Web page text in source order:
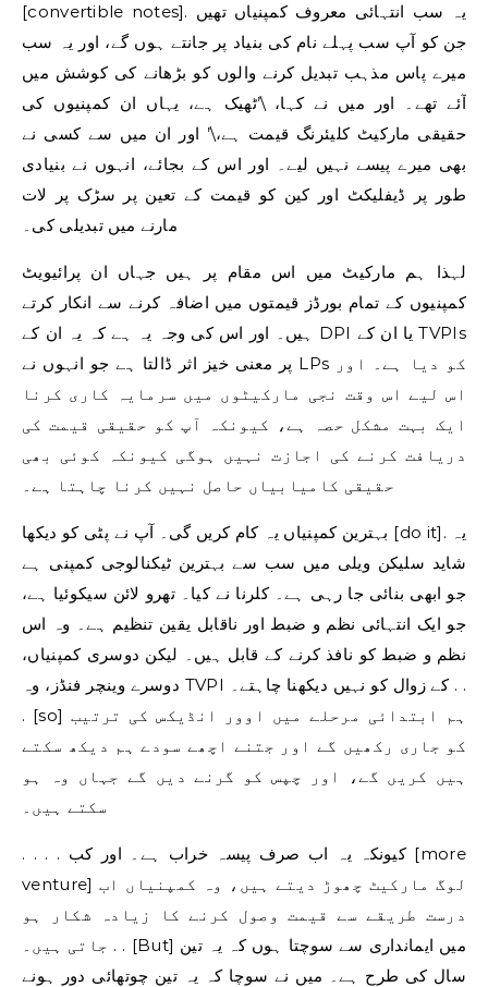
[convertible notes]. یہ سب انتہائی معروف کمپنیاں تھیں
جن کو آپ سب پہلے نام کی بنیاد پر جانتے ہوں گے، اور یہ سب
میرے پاس مذہب تبدیل کرنے والوں کو بڑھانے کی کوشش میں
آئے تھے۔ اور میں نے کہا، \’ٹھیک ہے، یہاں ان کمپنیوں کی
حقیقی مارکیٹ کلیئرنگ قیمت ہے،\’ اور ان میں سے کسی نے
بھی میرے پیسے نہیں لیے۔ اور اس کے بجائے، انہوں نے بنیادی
طور پر ڈیفلیکٹ اور کین کو قیمت کے تعین پر سڑک پر لات
مارنے میں تبدیلی کی۔
لہذا ہم مارکیٹ میں اس مقام پر ہیں جہاں ان پرائیویٹ
کمپنیوں کے تمام بورڈز قیمتوں میں اضافہ کرنے سے انکار کرتے
ہیں۔ اور اس کی وجہ یہ ہے کہ یہ ان کے DPI یا ان کے TVPIs
پر معنی خیز اثر ڈالتا ہے جو انہوں نے LPs کو دیا ہے۔ اور
اس لیے اس وقت نجی مارکیٹوں میں سرمایہ کاری کرنا
ایک بہت مشکل حصہ ہے، کیونکہ آپ کو حقیقی قیمت کی
دریافت کرنے کی اجازت نہیں ہوگی کیونکہ کوئی بھی
حقیقی کامیابیاں حاصل نہیں کرنا چاہتا ہے۔
بہترین کمپنیاں یہ کام کریں گی۔ آپ نے پٹی کو دیکھا [do it]. یہ
شاید سلیکن ویلی میں سب سے بہترین ٹیکنالوجی کمپنی ہے
جو ابھی بنائی جا رہی ہے۔ کلرنا نے کیا۔ تھرو لائن سیکوئیا ہے،
جو ایک انتہائی نظم و ضبط اور ناقابل یقین تنظیم ہے۔ وہ اس
نظم و ضبط کو نافذ کرنے کے قابل ہیں۔ لیکن دوسری کمپنیاں،
دوسرے وینچر فنڈز، وہ TVPI کے زوال کو نہیں دیکھنا چاہتے۔ . .
. [so] ہم ابتدائی مرحلے میں اوور انڈیکس کی ترتیب
کو جاری رکھیں گے اور جتنے اچھے سودے ہم دیکھ سکتے
ہیں کریں گے، اور چپس کو گرنے دیں گے جہاں وہ ہو
سکتے ہیں۔
. . . . کیونکہ یہ اب صرف پیسہ خراب ہے۔ اور کب [more
venture] لوگ مارکیٹ چھوڑ دیتے ہیں، وہ کمپنیاں اب
درست طریقے سے قیمت وصول کرنے کا زیادہ شکار ہو
جاتی ہیں۔ . . [But] میں ایمانداری سے سوچتا ہوں کہ یہ تین
سال کی طرح ہے۔ میں نے سوچا کہ یہ تین چوتھائی دور ہونے